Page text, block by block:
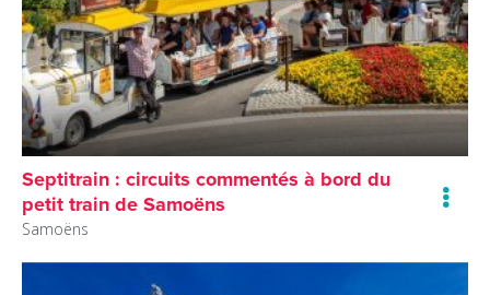
Septitrain : circuits commentés à bord du
petit train de Samoëns
Samoëns